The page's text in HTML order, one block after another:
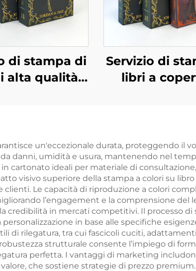
di stampa di
alta qualità
con stampa
spruzzati
Servizio di
libri a
bordi
un'eccezionale durata, proteggendo il
danni, umidità e usura, mantenendo nel
cartonato ideali per materiale di
visivo superiore della stampa a colori su
Le capacità di riproduzione a colori
l’engagement e la comprensione del
credibilità in mercati competitivi. Il processo di
in base alle specifiche
di rilegatura, tra cui fascicoli cuciti,
strutturale consente l’impiego di
perfetta. I vantaggi di marketing
che sostiene strategie di prezzo